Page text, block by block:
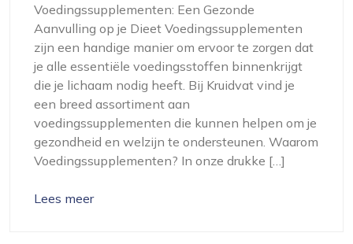
Voedingssupplementen: Een Gezonde
Aanvulling op je Dieet Voedingssupplementen
zijn een handige manier om ervoor te zorgen dat
je alle essentiële voedingsstoffen binnenkrijgt
die je lichaam nodig heeft. Bij Kruidvat vind je
een breed assortiment aan
voedingssupplementen die kunnen helpen om je
gezondheid en welzijn te ondersteunen. Waarom
Voedingssupplementen? In onze drukke […]
Lees meer